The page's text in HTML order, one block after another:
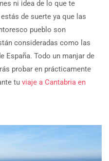
ni idea de lo que te
de suerte ya que las
pueblo son
consideradas como las
España. Todo un manjar de
probar en prácticamente
tu viaje a Cantabria en